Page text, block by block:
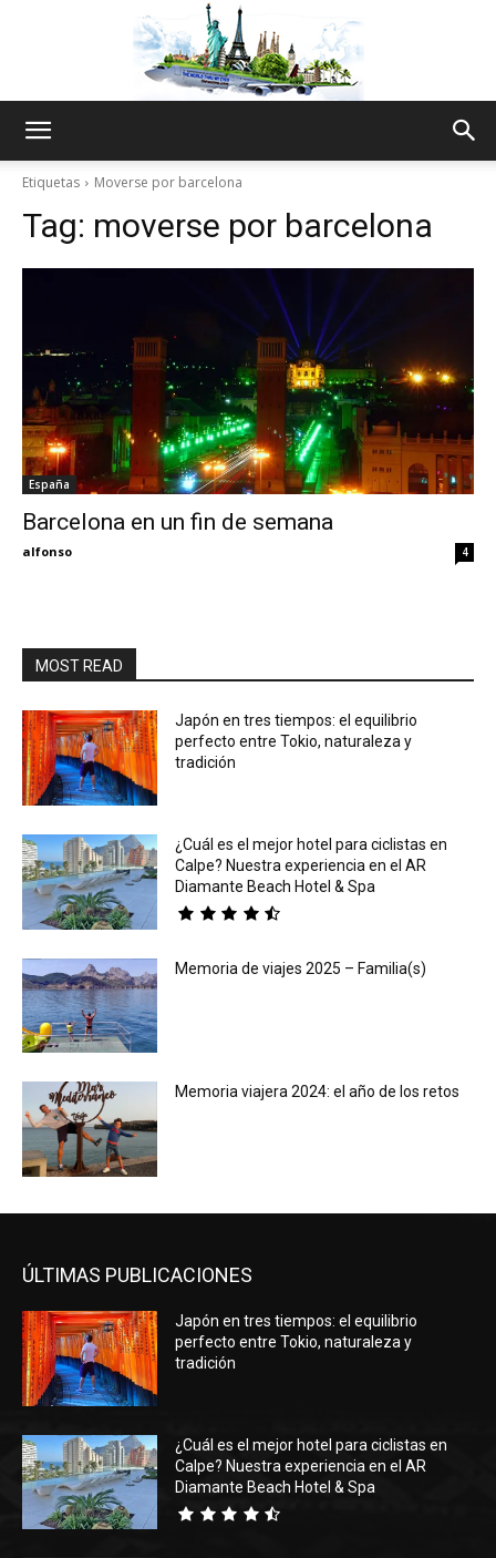
Thru
My
Etiquetas Moverse por barcelona
Tag: moverse por barcelona
España
Barcelona en un fin de semana
alfonso 4
MOST READ
Japón en tres tiempos: el equilibrio
perfecto entre Tokio, naturaleza y
tradición
¿Cuál es el mejor hotel para ciclistas en
Calpe? Nuestra experiencia en el AR
Diamante Beach Hotel & Spa
Memoria de viajes 2025 – Familia(s)
Memoria viajera 2024: el año de los retos
ÚLTIMAS PUBLICACIONES
Japón en tres tiempos: el equilibrio
perfecto entre Tokio, naturaleza y
tradición
¿Cuál es el mejor hotel para ciclistas en
Calpe? Nuestra experiencia en el AR
Diamante Beach Hotel & Spa